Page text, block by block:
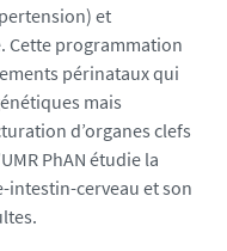
et
Cette programmation
périnataux qui
mais
d’organes clefs
PhAN étudie la
intestin-cerveau et son